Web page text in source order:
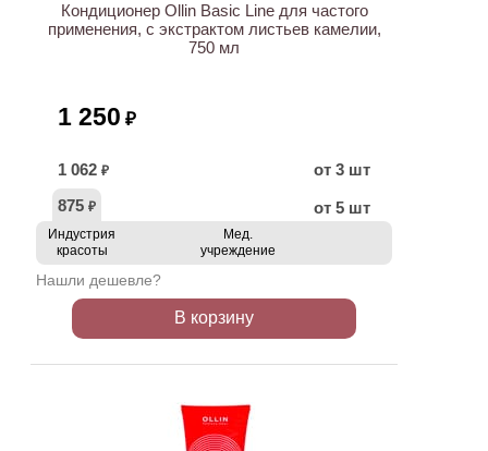
Кондиционер Ollin Basic Line для частого
применения, с экстрактом листьев камелии,
750 мл
1 250 ₽
1 062 ₽
от 3 шт
875 ₽ от 5 шт
Индустрия
красоты
Мед.
учреждение
Нашли дешевле?
В корзину